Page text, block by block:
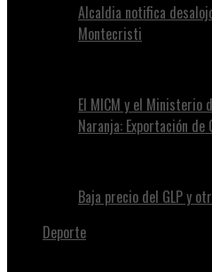
Alcaldia notifica
Montecristi
El MICM y el Ministerio
Naranja: Exportación
Baja precio del GLP y
Deporte